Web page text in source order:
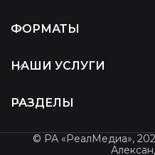
ФОРМАТЫ
НАШИ УСЛУГИ
РАЗДЕЛЫ
© РА «РеалМедиа»,